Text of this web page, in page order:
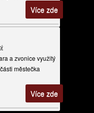
Více zde
a zvonice využitý
městečka
Více zde